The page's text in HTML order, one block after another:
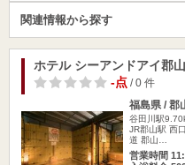
関連情報から探す
ホテル シーアンドアイ郡山
-点/ 0 件
福島県 / 郡
谷田川駅
JR郡山駅 西
道 郡山…
営業時間